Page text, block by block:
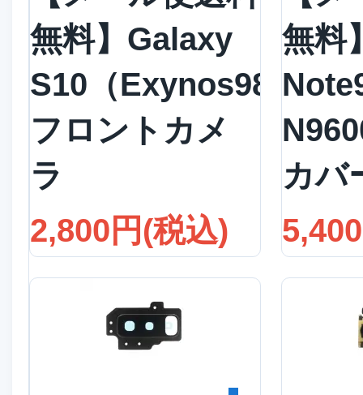
無料】Galaxy
S10（Exynos9820）
フロントカメ
ラ
2,800円(税込)
無料
カバ